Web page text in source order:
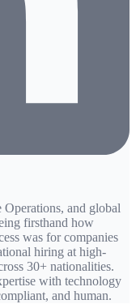
and global
firsthand how
was for companies
hiring at high-
30+ nationalities.
with technology
and human.